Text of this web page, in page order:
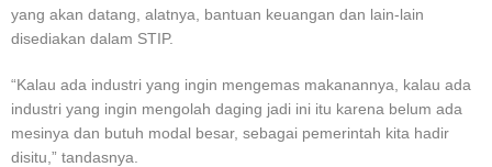
yang akan datang, alatnya, bantuan keuangan dan lain-lain
disediakan dalam STIP.
“Kalau ada industri yang ingin mengemas makanannya, kalau ada
industri yang ingin mengolah daging jadi ini itu karena belum ada
mesinya dan butuh modal besar, sebagai pemerintah kita hadir
disitu,” tandasnya.